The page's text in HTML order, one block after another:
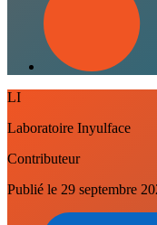
LI
Laboratoire Inyulface
Contributeur
Publié le 29 septembre